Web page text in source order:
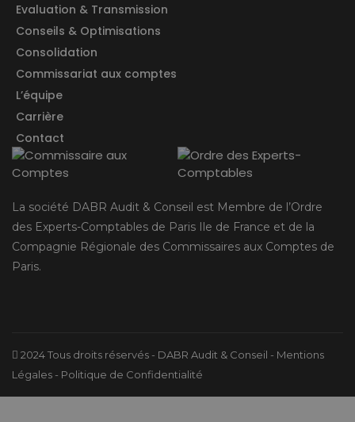
Evaluation & Transmission
Conseils & Optimisations
Consolidation
Commissariat aux comptes
L’équipe
Carrière
Contact
La société DABR Audit & Conseil est Membre de l’Ordre
des Experts-Comptables de Paris Ile de France et de la
Compagnie Régionale des Commissaires aux Comptes de
Paris.
2024 Tous droits réservés - DABR Audit & Conseil - Mentions
Légales - Politique de Confidentialité